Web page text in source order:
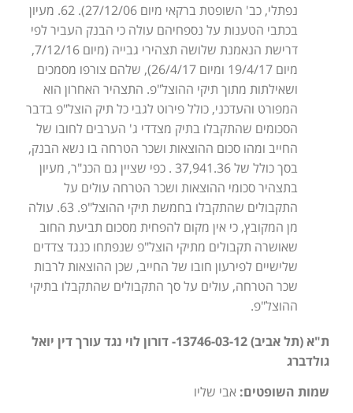
נפתלי, כב' השופטת ברקאי מיום 27/12/06). 62. מעיון
בכתבי הטענות על נספחיהם עולה כי הבנק העביר לפי
דרישת הנאמנת שלושה תצהירי גבייה (מיום 7/12/16,
מיום 19/4/17 ומיום 26/4/17), שלהם צורפו מסמכים
ושאילתות מתוך תיקי ההוצל"פ. התצהיר האחרון הוא
המפורט והעדכני, כולל פירוט לגבי כל תיק הוצל"פ בדבר
הסכומים שהתקבלו בתיק מצדדי ג' הערבים לחובו של
החייב ומהו סכום ההוצאות ושכר הטרחה בו נשא הבנק,
בסך כולל של 37,941.36 . כפי שציין גם הכנ"ר, מעיון
בתצהיר סכומי ההוצאות ושכר הטרחה עולים על
התקבולים שהתקבלו בחמשת תיקי ההוצל"פ. 63. עולה
מן המקובץ, כי אין מקום להפחית מסכום תביעת החוב
שאושרה תקבולים מתיקי הוצל"פ שנפתחו כנגד צדדים
שלישיים לפירעון חובו של החייב, שכן ההוצאות לרבות
שכר הטרחה, עולים על סך התקבולים שהתקבלו בתיקי
ההוצל"פ.
ת"א (תל אביב) 13746-03-12- דורון לוי נגד עורך דין יואל
גולדברג
שמות השופטים: אבי שליו